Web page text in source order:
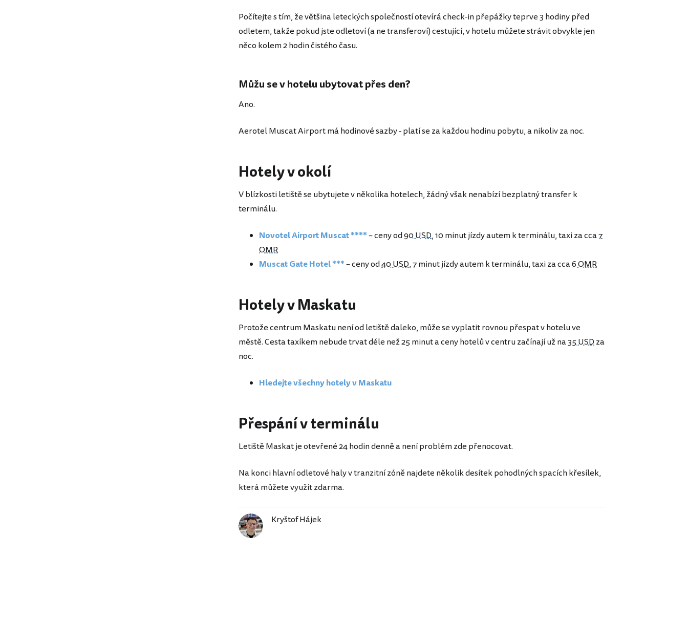
Počítejte s tím, že většina leteckých společností otevírá check-in přepážky teprve 3 hodiny před
odletem, takže pokud jste odletoví (a ne transferoví) cestující, v hotelu můžete strávit obvykle jen
něco kolem 2 hodin čistého času.
Můžu se v hotelu ubytovat přes den?
Ano.
Aerotel Muscat Airport má hodinové sazby - platí se za každou hodinu pobytu, a nikoliv za noc.
Hotely v okolí
V blízkosti letiště se ubytujete v několika hotelech, žádný však nenabízí bezplatný transfer k
terminálu.
Novotel Airport Muscat ****– ceny od90 USD, 10 minut jízdy autem k terminálu, taxi za cca7
OMR
Muscat Gate Hotel ***– ceny od40 USD, 7 minut jízdy autem k terminálu, taxi za cca6 OMR
Hotely v Maskatu
Protože centrum Maskatu není od letiště daleko, může se vyplatit rovnou přespat v hotelu ve
městě. Cesta taxíkem nebude trvat déle než 25 minut a ceny hotelů v centru začínají už na35 USDza
noc.
Hledejte všechny hotely v Maskatu
Přespání v terminálu
Letiště Maskat je otevřené 24 hodin denně a není problém zde přenocovat.
Na konci hlavní odletové haly v tranzitní zóně najdete několik desítek pohodlných spacích křesílek,
která můžete využít zdarma.
Kryštof Hájek